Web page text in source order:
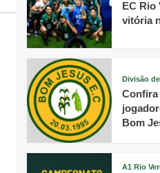
EC Rio
vitória
Divisão
Confira
Bom
A1 Rio